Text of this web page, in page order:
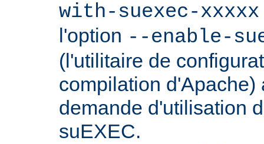
with-suexec-xxxxx
l'option --enable-
(l'utilitaire de
compilation d'Apache)
demande d'utilisation
suEXEC.